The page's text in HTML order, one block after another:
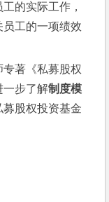
的实际工作，
工的一项绩效
著《私募股权
一步了解制度模
募股权投资基金